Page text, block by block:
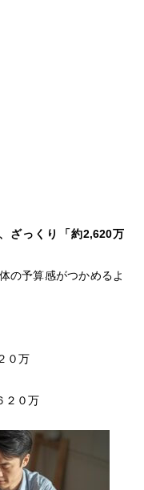
ざっくり「約2,620万
の予算感がつかめるよ
０万
２０万